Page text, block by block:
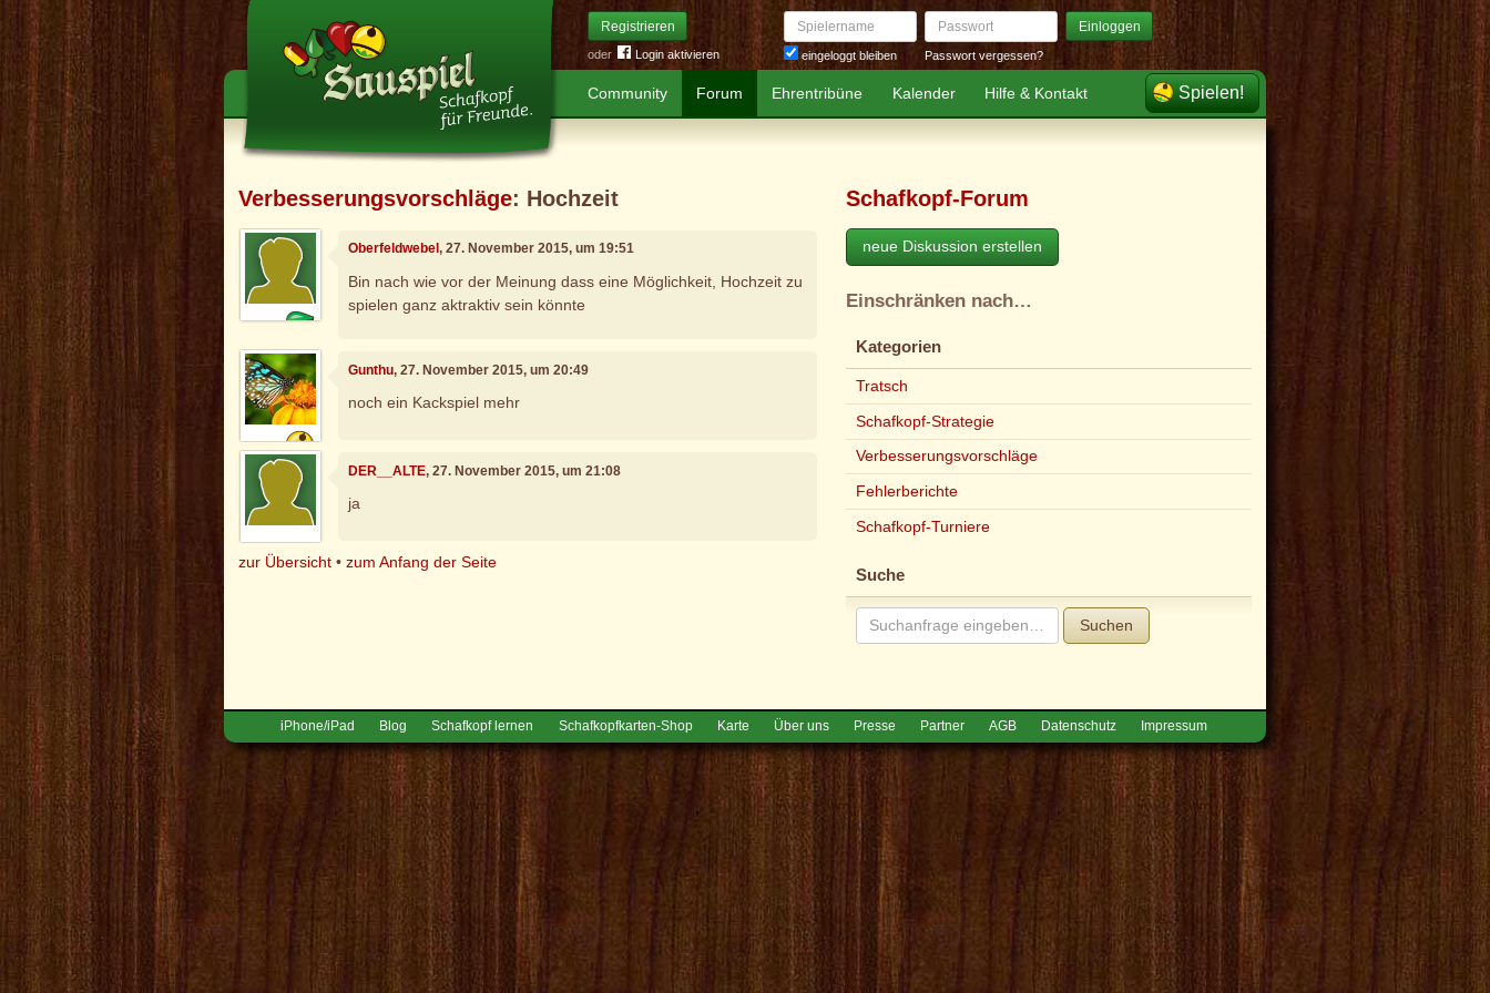
Registrieren
oder Login aktivieren
Spielername
eingeloggt bleiben
Passwort Einloggen
Passwort vergessen?
Community Forum Ehrentribüne Kalender Hilfe & Kontakt Spielen!
Verbesserungsvorschläge: Hochzeit
Oberfeldwebel, 27. November 2015, um 19:51
Bin nach wie vor der Meinung dass eine Möglichkeit, Hochzeit zu
spielen ganz aktraktiv sein könnte
Gunthu, 27. November 2015, um 20:49
noch ein Kackspiel mehr
DER__ALTE, 27. November 2015, um 21:08
ja
zur Übersicht •zum Anfang der Seite
Schafkopf-Forum
neue Diskussion erstellen
Einschränken nach…
Kategorien
Tratsch
Schafkopf-Strategie
Verbesserungsvorschläge
Fehlerberichte
Schafkopf-Turniere
Suche
Suchen
iPhone/iPad Blog Schafkopf lernen Schafkopfkarten-Shop Karte Über uns Presse Partner AGB Datenschutz Impressum